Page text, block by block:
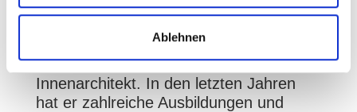
Ablehnen
Praktizierenden während ihrer
Retreats auf der ganzen Welt. In der
früheren Lebensphase war er
Innenarchitekt. In den letzten Jahren
hat er zahlreiche Ausbildungen und